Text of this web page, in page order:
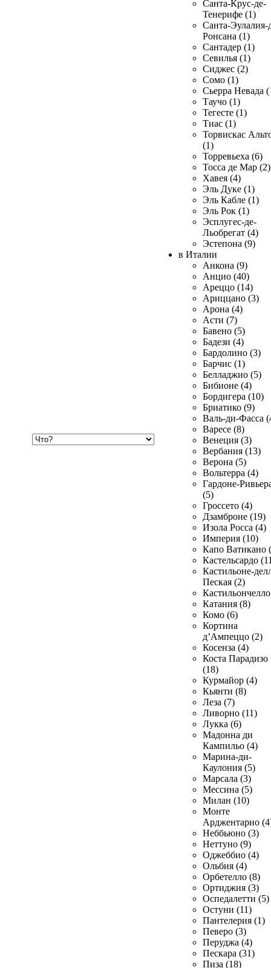
Санта-Крус-де-
Тенерифе (1)
Санта-Эулалия-
Ронсана (1)
Сантадер (1)
Севилья (1)
Сиджес (2)
Сомо (1)
Сьерра Невада
Таучо (1)
Тегесте (1)
Тиас (1)
Торвискас
(1)
Торревьеха (6)
Тосса де Мар (2)
Хавея (4)
Эль Дуке (1)
Эль Кабле (1)
Эль Рок (1)
Эсплугес-де-
Льобрегат (4)
Эстепона (9)
в Италии
Анкона (9)
Анцио (40)
Ареццо (14)
Ариццано (3)
Арона (4)
Асти (7)
Бавено (5)
Бадези (4)
Бардолино (3)
Барчис (1)
Белладжио (5)
Бибионе (4)
Бордигера (10)
Бриатико (9)
Валь-ди-Фасса
Варесе (8)
Венеция (3)
Вербания (13)
Верона (5)
Вольтерра (4)
Гардоне-
(5)
Гроссето (4)
Дзамброне (19)
Изола Росса (4)
Империя (10)
Капо Ватикано
Кастельсардо
Кастильоне-
Пеская (2)
Катания (8)
Комо (6)
Кортина
д’Ампеццо (2)
Косенза (4)
Коста Парадизо
(18)
Курмайор (4)
Кьянти (8)
Леза (7)
Ливорно (11)
Лукка (6)
Мадонна ди
Кампильо (4)
Марина-ди-
Каулония (5)
Марсала (3)
Мессина (5)
Милан (10)
Монте
Арджентарио
Неббьюно (3)
Неттуно (9)
Оджеббио (4)
Ольбия (4)
Орбетелло (8)
Ортиджия (3)
Оспедалетти (5)
Остуни (11)
Пантелерия (1)
Певеро (3)
Перуджа (4)
Пескара (31)
Пиза (18)